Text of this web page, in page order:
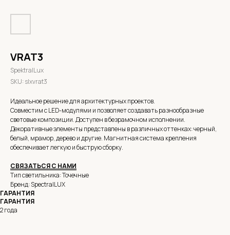
VRAT3
SpektralLux
SKU: slxvrat3
Идеальное решение для архитектурных проектов.
Совместим с LED-модулями и позволяет создавать разнообразные
световые композиции. Доступен в безрамочном исполнении.
Декоративные элементы представлены в различных оттенках: черный,
белый, мрамор, дерево и другие. Магнитная система крепления
обеспечивает легкую и быструю сборку.
СВЯЗАТЬСЯ С НАМИ
Тип светильника: Точечные
Бренд: SpectralLUX
ГАРАНТИЯ
ГАРАНТИЯ
2 года